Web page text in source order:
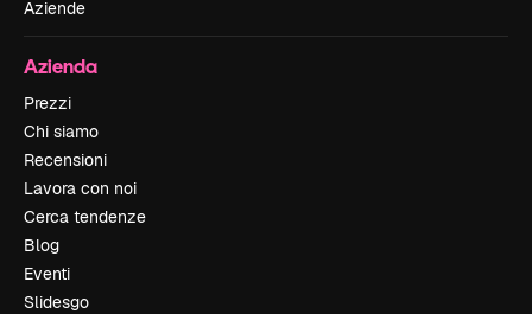
Aziende
Azienda
Prezzi
Chi siamo
Recensioni
Lavora con noi
Cerca tendenze
Blog
Eventi
Slidesgo